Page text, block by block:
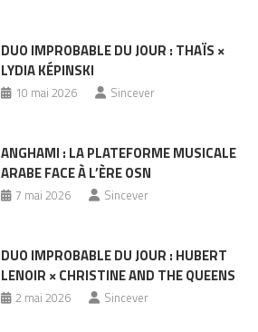
DUO IMPROBABLE DU JOUR : THAÏS ×
LYDIA KÉPINSKI
10 mai 2026 Sincever
ANGHAMI : LA PLATEFORME MUSICALE
ARABE FACE À L’ÈRE OSN
7 mai 2026 Sincever
DUO IMPROBABLE DU JOUR : HUBERT
LENOIR × CHRISTINE AND THE QUEENS
2 mai 2026 Sincever